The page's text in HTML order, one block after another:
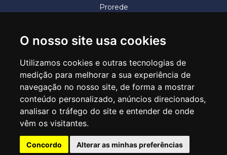
O nosso site usa cookies
Utilizamos cookies e outras tecnologias de
medição para melhorar a sua experiência de
navegação no nosso site, de forma a mostrar
conteúdo personalizado, anúncios direcionados,
analisar o tráfego do site e entender de onde
vêm os visitantes.
Concordo Alterar as minhas preferências
Prorede
SECRETARIA DE EDUCAÇÃO
Rua Claudino Barbosa, 313 - Macedo - Guarulhos/SP CEP 07113-040
Central de Atendimento: *55 11 2475-7300